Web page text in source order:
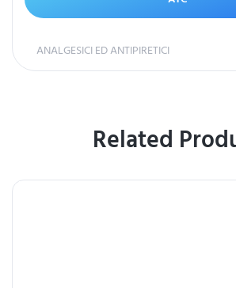
ANALGESICI ED ANTIPIRETICI
Related